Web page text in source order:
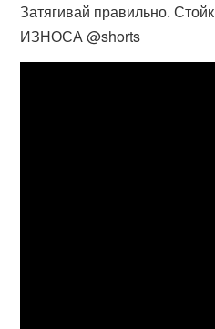
Затягивай правильно.
ИЗНОСА @shorts